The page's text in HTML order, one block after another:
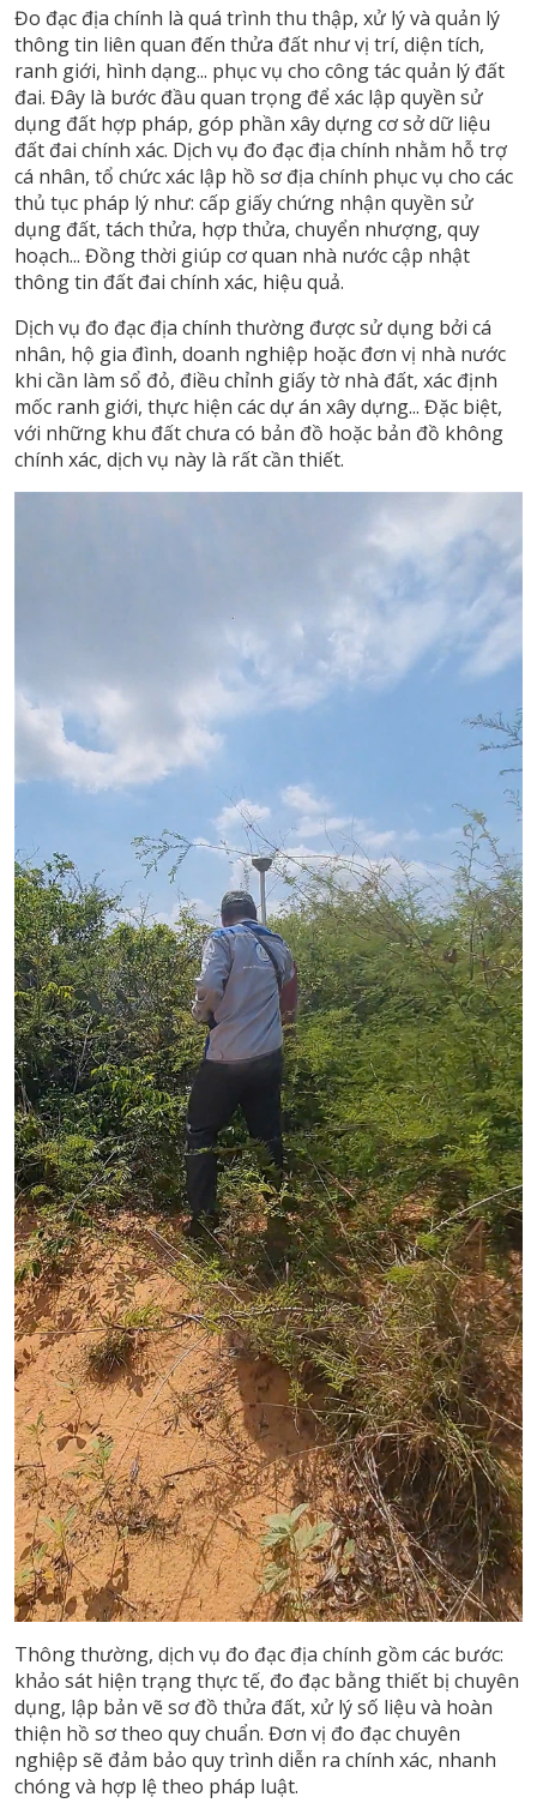
Đo đạc địa chính là quá trình thu thập, xử lý và quản lý
thông tin liên quan đến thửa đất như vị trí, diện tích,
ranh giới, hình dạng... phục vụ cho công tác quản lý đất
đai. Đây là bước đầu quan trọng để xác lập quyền sử
dụng đất hợp pháp, góp phần xây dựng cơ sở dữ liệu
đất đai chính xác. Dịch vụ đo đạc địa chính nhằm hỗ trợ
cá nhân, tổ chức xác lập hồ sơ địa chính phục vụ cho các
thủ tục pháp lý như: cấp giấy chứng nhận quyền sử
dụng đất, tách thửa, hợp thửa, chuyển nhượng, quy
hoạch... Đồng thời giúp cơ quan nhà nước cập nhật
thông tin đất đai chính xác, hiệu quả.
Dịch vụ đo đạc địa chính thường được sử dụng bởi cá
nhân, hộ gia đình, doanh nghiệp hoặc đơn vị nhà nước
khi cần làm sổ đỏ, điều chỉnh giấy tờ nhà đất, xác định
mốc ranh giới, thực hiện các dự án xây dựng... Đặc biệt,
với những khu đất chưa có bản đồ hoặc bản đồ không
chính xác, dịch vụ này là rất cần thiết.
Thông thường, dịch vụ đo đạc địa chính gồm các bước:
khảo sát hiện trạng thực tế, đo đạc bằng thiết bị chuyên
dụng, lập bản vẽ sơ đồ thửa đất, xử lý số liệu và hoàn
thiện hồ sơ theo quy chuẩn. Đơn vị đo đạc chuyên
nghiệp sẽ đảm bảo quy trình diễn ra chính xác, nhanh
chóng và hợp lệ theo pháp luật.